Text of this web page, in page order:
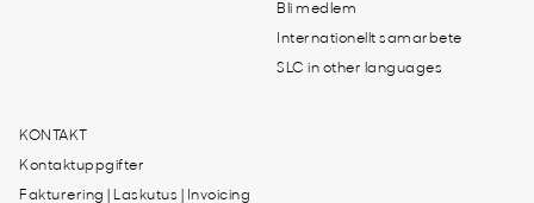
Bli medlem
Internationellt samarbete
SLC in other languages
KONTAKT
Kontaktuppgifter
Fakturering | Laskutus | Invoicing